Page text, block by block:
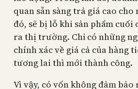
quan sẵn sàng trả giá cao
đó, sẽ bị lỗ khi sản phẩm cuối
ra thị trường. Chỉ có những
chính xác về giá cả của hàng
tương lai thì mới thành công.
Vì vậy, có vốn không đảm